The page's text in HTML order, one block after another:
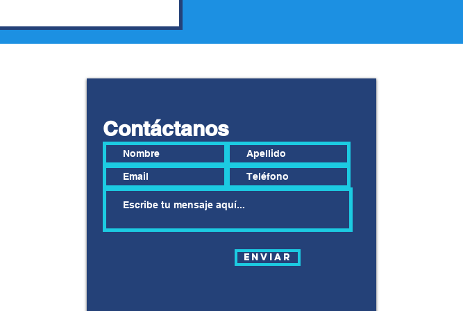
VERSUS AHORRO E
INVERSIÓN
Contáctanos
Enviar